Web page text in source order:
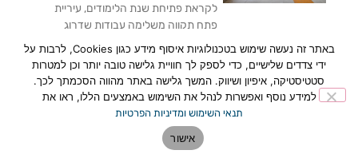
לקראת פתיחת שנת הלימודים, עיריית
פתח תקווה משלימה עבודות שדרוג
נרחבות בכ-45 מוסדות חינוך ומשיקה
מהלך טכנולוגי וחינוכי יוצא דופן: הטמעת
רובוטים ייעודיים לניקוי כיתות,
לכתבה המלאה »
באתר זה נעשה שימוש בטכנולוגיות איסוף מידע כגון Cookies, לרבות על
ידי צדדים שלישיים, כדי לספק לך חוויית גלישה טובה יותר וכן למטרות
סטטיסטיקה, איפיון ושיווק. המשך גלישה באתר מהווה הסכמתך לכך.
למידע נוסף ואפשרות לנהל את השימוש באמצעים הללו, ראו את
תנאי השימוש ומדיניות הפרטיות
אישור